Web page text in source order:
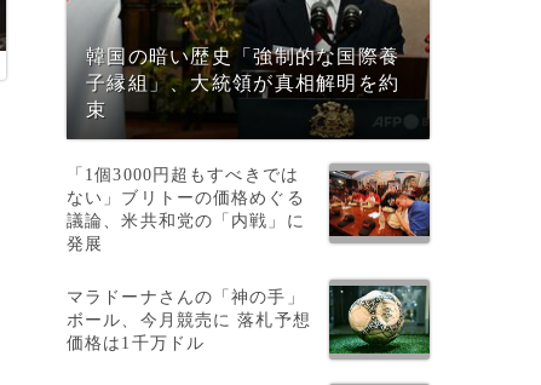
韓国の暗い歴史「強制的な国際養
子縁組」、大統領が真相解明を約
束
「1個3000円超もすべきでは
ない」ブリトーの価格めぐる
議論、米共和党の「内戦」に
発展
マラドーナさんの「神の手」
ボール、今月競売に 落札予想
価格は1千万ドル